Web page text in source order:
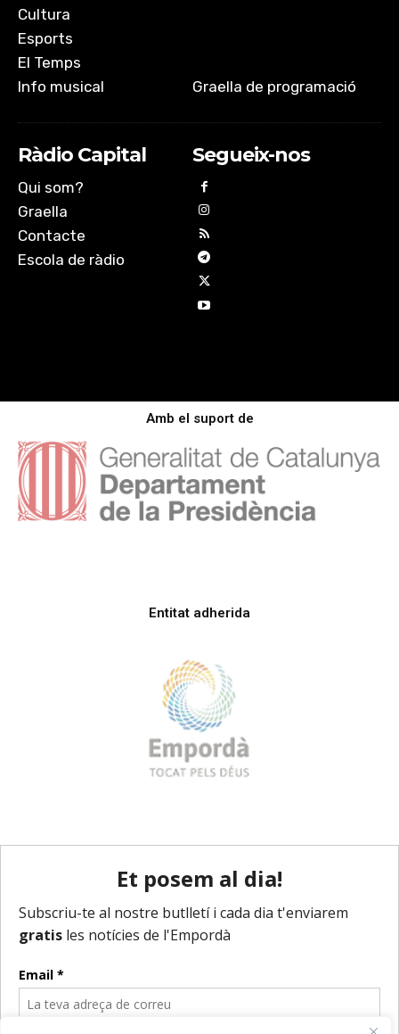
Cultura
Esports
El Temps
Info musical
Graella de programació
Ràdio Capital
Qui som?
Graella
Contacte
Escola de ràdio
Segueix-nos
Amb el suport de
Entitat adherida